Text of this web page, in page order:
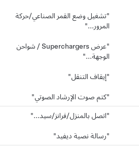
"تشغيل وضع القمر الصناعي/حركة
المرور..."
"عرض Superchargers / شواحن
الوجهة..."
"إيقاف التنقل"
"كتم صوت الإرشاد الصوتي"
"اتصل بالمنزل/فرانز/سيد..."
"رسالة نصية ديفيد"